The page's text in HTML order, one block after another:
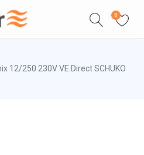
0
12/250 230V VE.Direct SCHUKO